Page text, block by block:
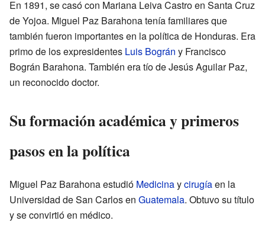
En 1891, se casó con Mariana Leiva Castro en Santa Cruz
de Yojoa. Miguel Paz Barahona tenía familiares que
también fueron importantes en la política de Honduras. Era
primo de los expresidentes Luis Bográn y Francisco
Bográn Barahona. También era tío de Jesús Aguilar Paz,
un reconocido doctor.
Su formación académica y primeros
pasos en la política
Miguel Paz Barahona estudió Medicinaycirugíaen la
Universidad de San Carlos en Guatemala. Obtuvo su título
y se convirtió en médico.